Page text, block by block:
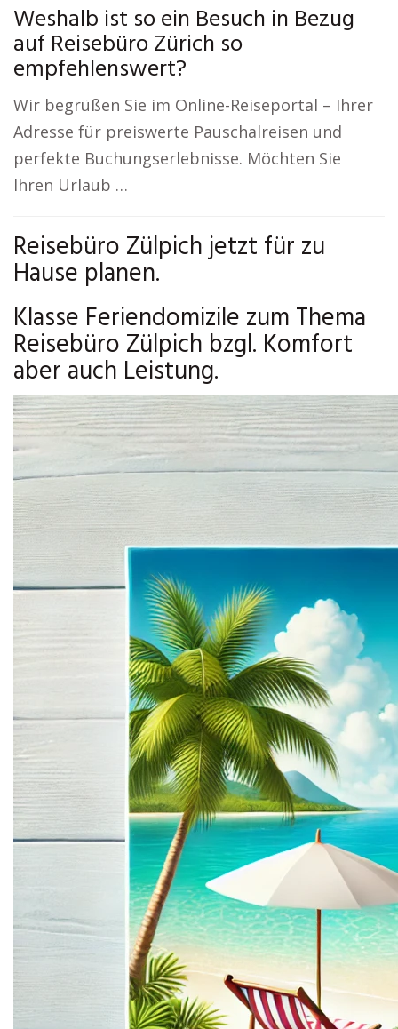
Weshalb ist so ein Besuch in Bezug
auf Reisebüro Zürich so
empfehlenswert?
Wir begrüßen Sie im Online-Reiseportal – Ihrer
Adresse für preiswerte Pauschalreisen und
perfekte Buchungserlebnisse. Möchten Sie
Ihren Urlaub …
Reisebüro Zülpich jetzt für zu
Hause planen.
Klasse Feriendomizile zum Thema
Reisebüro Zülpich bzgl. Komfort
aber auch Leistung.